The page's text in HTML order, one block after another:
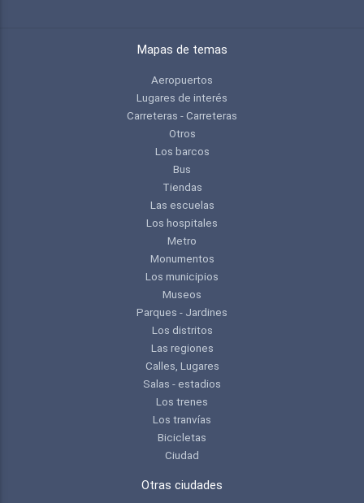
Mapas de temas
Aeropuertos
Lugares de interés
Carreteras - Carreteras
Otros
Los barcos
Bus
Tiendas
Las escuelas
Los hospitales
Metro
Monumentos
Los municipios
Museos
Parques - Jardines
Los distritos
Las regiones
Calles, Lugares
Salas - estadios
Los trenes
Los tranvías
Bicicletas
Ciudad
Otras ciudades